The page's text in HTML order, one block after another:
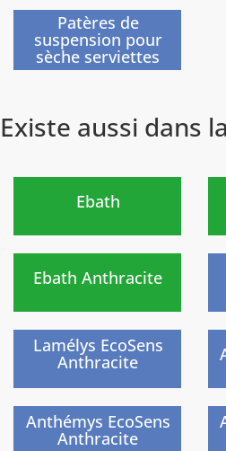
)
Patères de
suspension pour
sèche serviettes
Existe aussi dans
Ebath
Ebath Anthracite
Nouveau
Lamélys EcoSens
Anthracite
Anthémys EcoSens
Anthracite